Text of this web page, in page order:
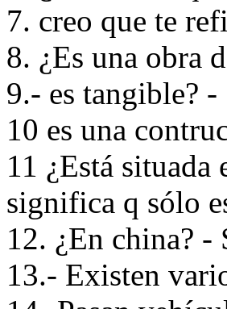
7. creo que te
8. ¿Es una obra
9.- es tangible? -
10 es una
11 ¿Está
significa q sólo
12. ¿En china?
13.- Existen